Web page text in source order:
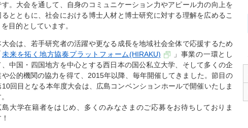
す。大会を通して、自身のコミュニケーション力やアピール力の向上を
るとともに、社会における博士人材と博士研究に対する理解を広めるこ
を目的としています。
大会は、若手研究者の活躍や更なる成長を地域社会全体で応援するため
未来を拓く地方協奏プラットフォーム(HIRAKU)
」事業の一環とし
、中国・四国地方を中心とする西日本の国公私立大学、そして多くの企
や公的機関の協力を得て、2015年以降、毎年開催してきました。節目の
10回目となる本年度大会は、広島コンベンションホールで開催いたしま
島大学在籍者をはじめ、多くのみなさまのご応募をお待ちしておりま